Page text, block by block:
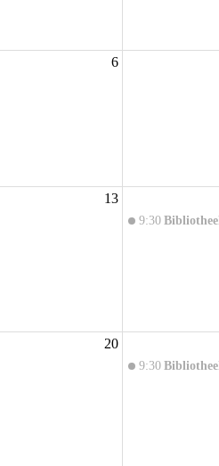
6
13
9:30
20
9:30